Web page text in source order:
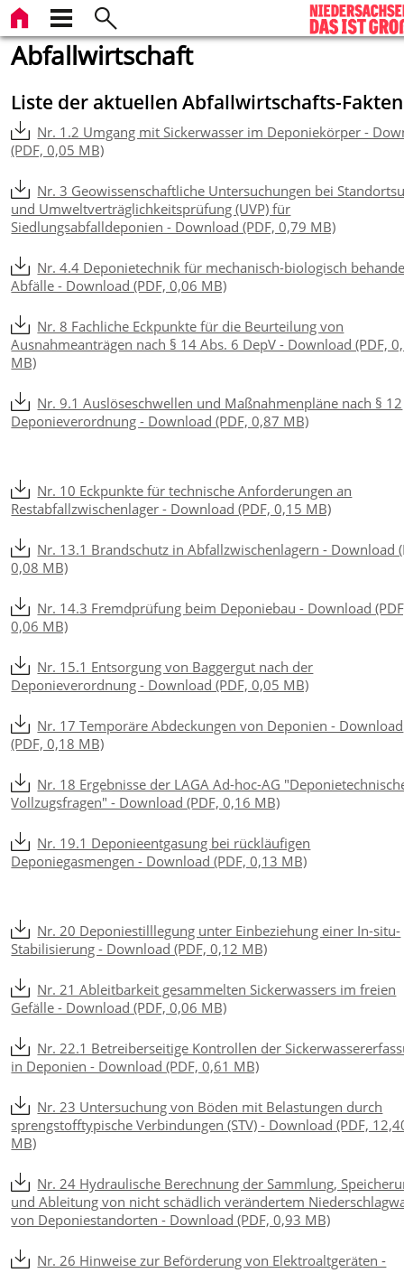
Abfallwirtschaft
Liste der aktuellen Abfallwirtschafts-Fakten
Nr. 1.2 Umgang mit Sickerwasser im Deponiekörper -
(PDF, 0,05 MB)
Nr. 3 Geowissenschaftliche Untersuchungen bei
und Umweltverträglichkeitsprüfung (UVP) für
Siedlungsabfalldeponien - Download (PDF, 0,79 MB)
Nr. 4.4 Deponietechnik für mechanisch-biologisch
Abfälle - Download (PDF, 0,06 MB)
Nr. 8 Fachliche Eckpunkte für die Beurteilung von
Ausnahmeanträgen nach § 14 Abs. 6 DepV - Download (PDF,
MB)
Nr. 9.1 Auslöseschwellen und Maßnahmenpläne nach § 12
Deponieverordnung - Download (PDF, 0,87 MB)
Nr. 10 Eckpunkte für technische Anforderungen an
Restabfallzwischenlager - Download (PDF, 0,15 MB)
Nr. 13.1 Brandschutz in Abfallzwischenlagern - Download
0,08 MB)
Nr. 14.3 Fremdprüfung beim Deponiebau - Download
0,06 MB)
Nr. 15.1 Entsorgung von Baggergut nach der
Deponieverordnung - Download (PDF, 0,05 MB)
Nr. 17 Temporäre Abdeckungen von Deponien - Download
(PDF, 0,18 MB)
Nr. 18 Ergebnisse der LAGA Ad-hoc-AG
Vollzugsfragen" - Download (PDF, 0,16 MB)
Nr. 19.1 Deponieentgasung bei rückläufigen
Deponiegasmengen - Download (PDF, 0,13 MB)
Nr. 20 Deponiestilllegung unter Einbeziehung einer In-situ-
Stabilisierung - Download (PDF, 0,12 MB)
Nr. 21 Ableitbarkeit gesammelten Sickerwassers im freien
Gefälle - Download (PDF, 0,06 MB)
Nr. 22.1 Betreiberseitige Kontrollen der
in Deponien - Download (PDF, 0,61 MB)
Nr. 23 Untersuchung von Böden mit Belastungen durch
sprengstofftypische Verbindungen (STV) - Download (PDF,
MB)
Nr. 24 Hydraulische Berechnung der Sammlung,
und Ableitung von nicht schädlich verändertem
von Deponiestandorten - Download (PDF, 0,93 MB)
Nr. 26 Hinweise zur Beförderung von Elektroaltgeräten -